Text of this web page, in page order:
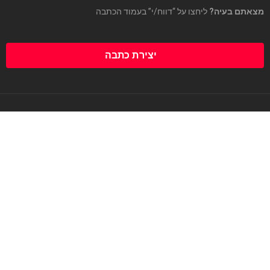
מצאתם בעיה? ליחצו על “דווח/י” בעמוד הכתבה
יצירת כתבה